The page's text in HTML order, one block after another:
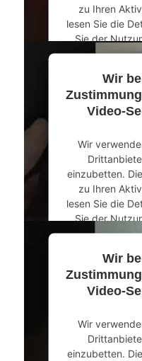
zu Ihren
lesen Sie die
Sie der
dieses
Mehr
powered by
Wir
Video-
Wir
einzubetten.
zu Ihren
lesen Sie die
Sie der
dieses
Mehr
powered by
Wir
Video-
Wir
einzubetten.